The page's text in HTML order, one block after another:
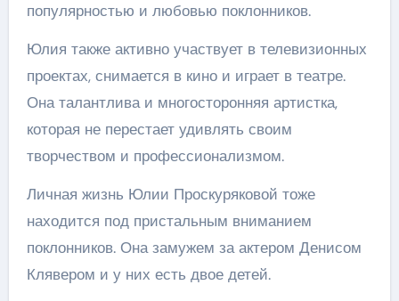
популярностью и любовью поклонников.
Юлия также активно участвует в телевизионных
проектах, снимается в кино и играет в театре.
Она талантлива и многосторонняя артистка,
которая не перестает удивлять своим
творчеством и профессионализмом.
Личная жизнь Юлии Проскуряковой тоже
находится под пристальным вниманием
поклонников. Она замужем за актером Денисом
Клявером и у них есть двое детей.